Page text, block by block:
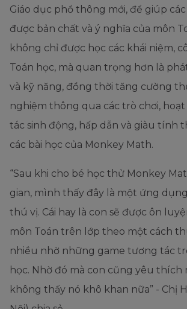
Giáo dục phổ thông mới, để giúp
được bản chất và ý nghĩa của môn
không chỉ được học các khái niệm,
Toán học, mà quan trọng hơn là
và kỹ năng, đồng thời tăng cường
nghiệm thông qua các trò chơi,
tác sinh động, hấp dẫn và giàu tính
các bài học của Monkey Math.
“Sau khi cho bé học thử Monkey
gian, mình thấy đây là một ứng
thú vị. Cái hay là con sẽ được ôn
môn Toán trên lớp theo một cách
nhiều nhờ những game tương tác
học. Nhờ đó mà con cũng yêu thích
không thấy nó khô khan nữa” - Chị